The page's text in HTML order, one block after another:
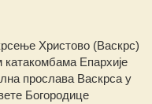
Христово (Васкрс)
Епархије
прослава Васкрса у
Богородице